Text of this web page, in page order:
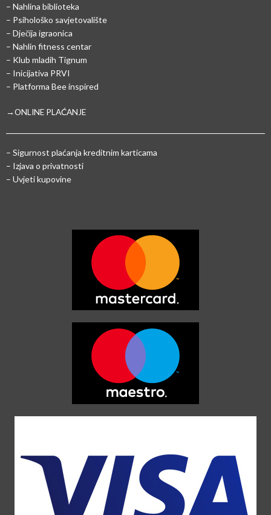
– Nahlina biblioteka
– Psihološko savjetovalište
– Dječija igraonica
– Nahlin fitness centar
– Klub mladih Tignum
– Inicijativa PRVI
– Platforma Bee inspired
→ONLINE PLAĆANJE
– Sigurnost plaćanja kreditnim karticama
– Izjava o privatnosti
– Uvjeti kupovine